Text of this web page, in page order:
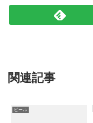
関連記事
ビール